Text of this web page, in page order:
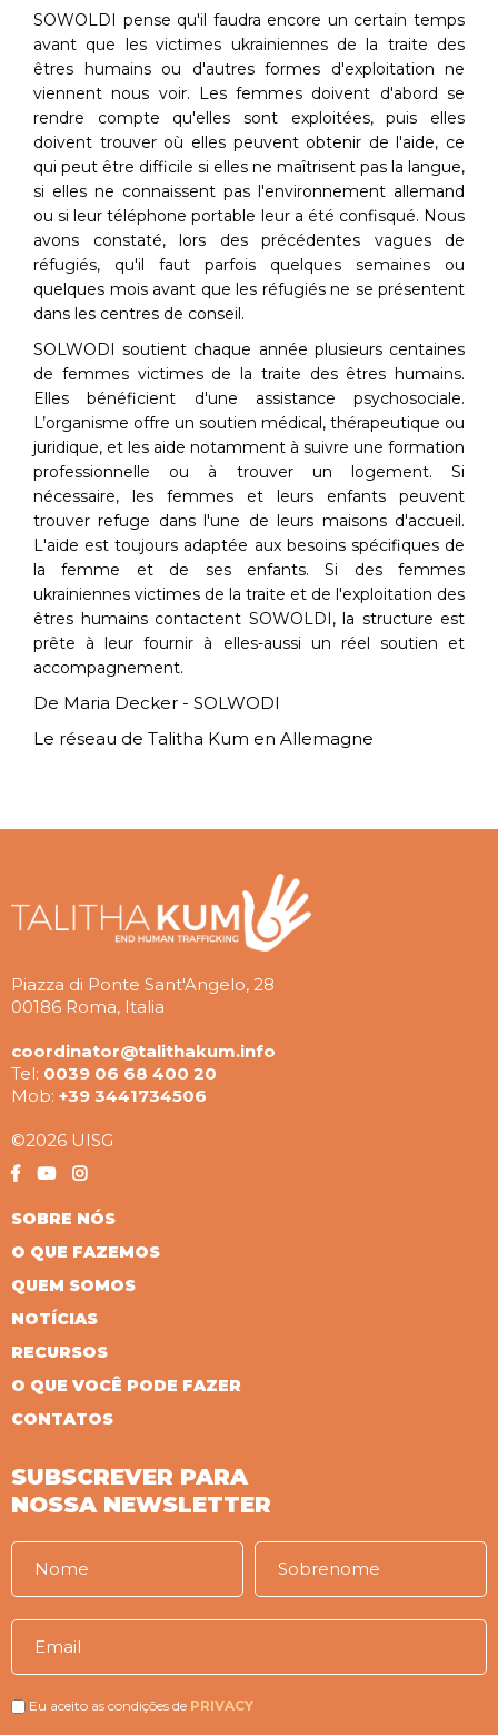
SOWOLDI pense qu'il faudra encore un certain temps
avant que les victimes ukrainiennes de la traite des
êtres humains ou d'autres formes d'exploitation ne
viennent nous voir. Les femmes doivent d'abord se
rendre compte qu'elles sont exploitées, puis elles
doivent trouver où elles peuvent obtenir de l'aide, ce
qui peut être difficile si elles ne maîtrisent pas la langue,
si elles ne connaissent pas l'environnement allemand
ou si leur téléphone portable leur a été confisqué. Nous
avons constaté, lors des précédentes vagues de
réfugiés, qu'il faut parfois quelques semaines ou
quelques mois avant que les réfugiés ne se présentent
dans les centres de conseil.
SOLWODI soutient chaque année plusieurs centaines
de femmes victimes de la traite des êtres humains.
Elles bénéficient d'une assistance psychosociale.
L’organisme offre un soutien médical, thérapeutique ou
juridique, et les aide notamment à suivre une formation
professionnelle ou à trouver un logement. Si
nécessaire, les femmes et leurs enfants peuvent
trouver refuge dans l'une de leurs maisons d'accueil.
L'aide est toujours adaptée aux besoins spécifiques de
la femme et de ses enfants. Si des femmes
ukrainiennes victimes de la traite et de l'exploitation des
êtres humains contactent SOWOLDI, la structure est
prête à leur fournir à elles-aussi un réel soutien et
accompagnement.
De Maria Decker - SOLWODI
Le réseau de Talitha Kum en Allemagne
Piazza di Ponte Sant'Angelo, 28
00186 Roma, Italia
coordinator@talithakum.info
Tel: 0039 06 68 400 20
Mob: +39 3441734506
©2026 UISG
SOBRE NÓS
O QUE FAZEMOS
QUEM SOMOS
NOTÍCIAS
RECURSOS
O QUE VOCÊ PODE FAZER
CONTATOS
SUBSCREVER PARA
NOSSA NEWSLETTER
Eu aceito as condições de PRIVACY